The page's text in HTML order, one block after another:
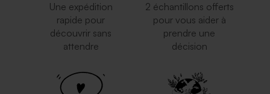
Enveloppe rouge
Enveloppe blanche
Une expédition
rapide pour
découvrir sans
attendre
2 échantillons offerts
pour vous aider à
prendre une
décision